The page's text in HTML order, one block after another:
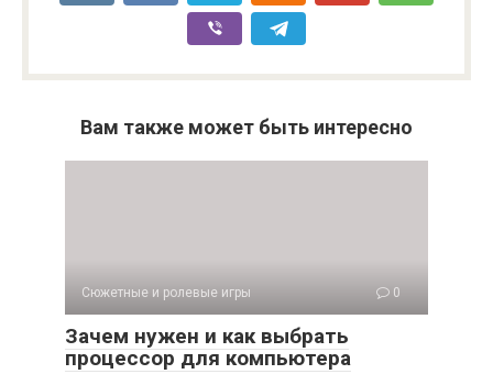
Вам также может быть интересно
Сюжетные и ролевые игры 0
Зачем нужен и как выбрать
процессор для компьютера